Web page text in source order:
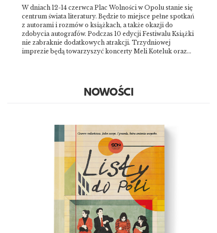
W dniach 12-14 czerwca Plac Wolności w Opolu stanie się
centrum świata literatury. Będzie to miejsce pełne spotkań
z autorami i rozmów o książkach, a także okazji do
zdobycia autografów. Podczas 10 edycji Festiwalu Książki
nie zabraknie dodatkowych atrakcji. Trzydniowej
imprezie będą towarzyszyć koncerty Meli Koteluk oraz…
NOWOŚCI